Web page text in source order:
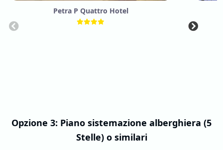
Petra P Quattro Hotel
Opzione 3: Piano sistemazione alberghiera (5
Stelle) o similari